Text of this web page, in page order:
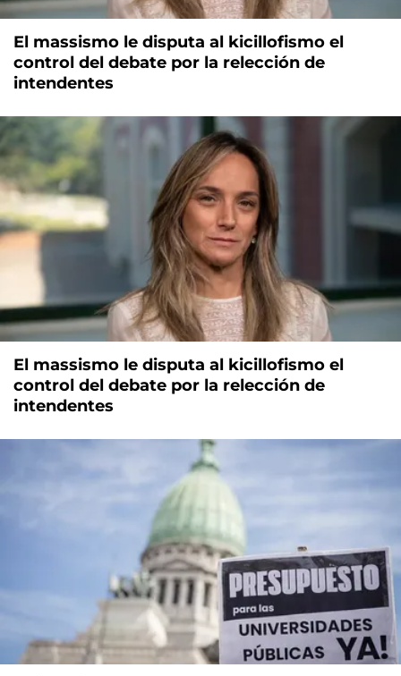
El massismo le disputa al kicillofismo el
control del debate por la relección de
intendentes
El massismo le disputa al kicillofismo el
control del debate por la relección de
intendentes